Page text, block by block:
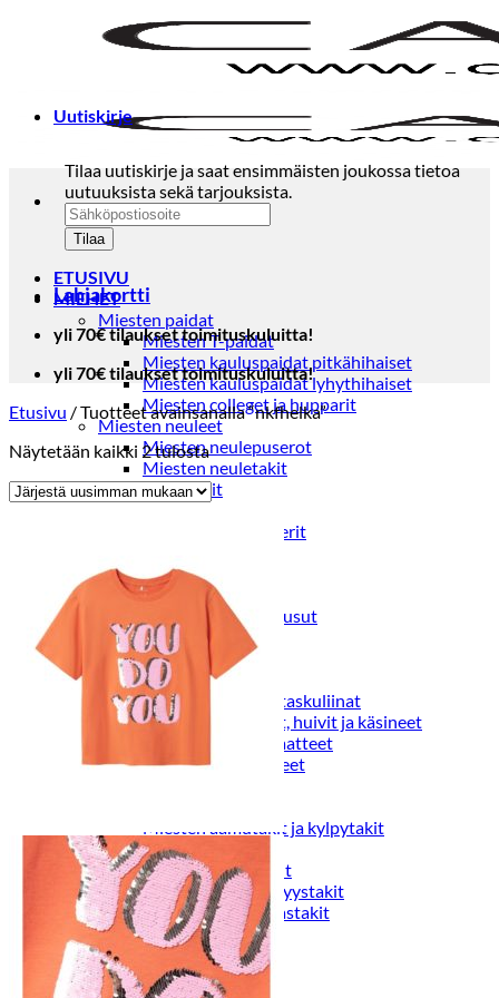
ETUSIVU
MIEHET
Miesten paidat
Miesten T-paidat
Miesten kauluspaidat pitkähihaiset
Miesten kauluspaidat lyhythihaiset
Miesten colleget ja hupparit
Miesten neuleet
Miesten neulepuserot
Miesten neuletakit
Puvut ja blazerit
Puvut
Puvuntakit ja blazerit
Miesten housut
Miesten farkut
Miesten collegehousut
Miesten shortsit
Miesten asusteet
Vyöt ja olkaimet
Solmiot, rusetit ja taskuliinat
Miesten päähineet, huivit ja käsineet
Miesten yöasut ja alusvaatteet
Miesten alusvaatteet
Miesten aamutakit ja kylpytakit
Miesten takit
Miesten nahkatakit
Miesten kevät-ja syystakit
Miesten villakangastakit
Miesten talvitakit
NAISET
Naisten paidat
Uutiskirje
Tilaa uutiskirje ja saat ensimmäisten joukossa tietoa
uutuuksista sekä tarjouksista.
Lahjakortti
yli 70€ tilaukset toimituskuluitta!
yli 70€ tilaukset toimituskuluitta!
Etusivu /Tuotteet avainsanalla “nkfhelka”
Näytetään kaikki 2 tulostaSorted
by
latest